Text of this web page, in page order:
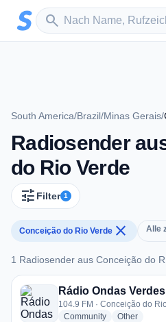
Zum Hauptinhalt springen
search
Sender suchen
South America/Brazil/Minas Gerais/
Radiosender
do Rio Verde
tune Filter 1
Conceição do Rio Verde close Alle
1 Radiosender aus Conceição do
1 Radiosender aus Conceição
Rádio Ondas Verdes
104.9 FM · Conceição do
Communityradio stations
Otherradio